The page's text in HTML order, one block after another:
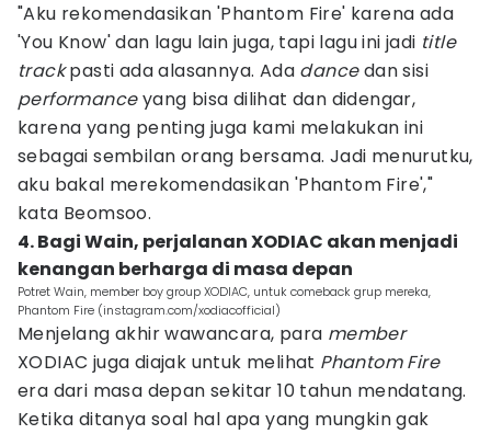
"Aku rekomendasikan 'Phantom Fire' karena ada
'You Know' dan lagu lain juga, tapi lagu ini jadi title
trackpasti ada alasannya. Ada dancedan sisi
performanceyang bisa dilihat dan didengar,
karena yang penting juga kami melakukan ini
sebagai sembilan orang bersama. Jadi menurutku,
aku bakal merekomendasikan 'Phantom Fire',"
kata Beomsoo.
4. Bagi Wain, perjalanan XODIAC akan menjadi
kenangan berharga di masa depan
Potret Wain, member boy group XODIAC, untuk comeback grup mereka,
Phantom Fire (instagram.com/xodiacofficial)
Menjelang akhir wawancara, para member
XODIAC juga diajak untuk melihat Phantom Fire
era dari masa depan sekitar 10 tahun mendatang.
Ketika ditanya soal hal apa yang mungkin gak